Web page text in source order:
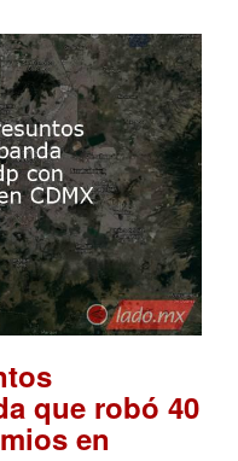
que robó 40
en